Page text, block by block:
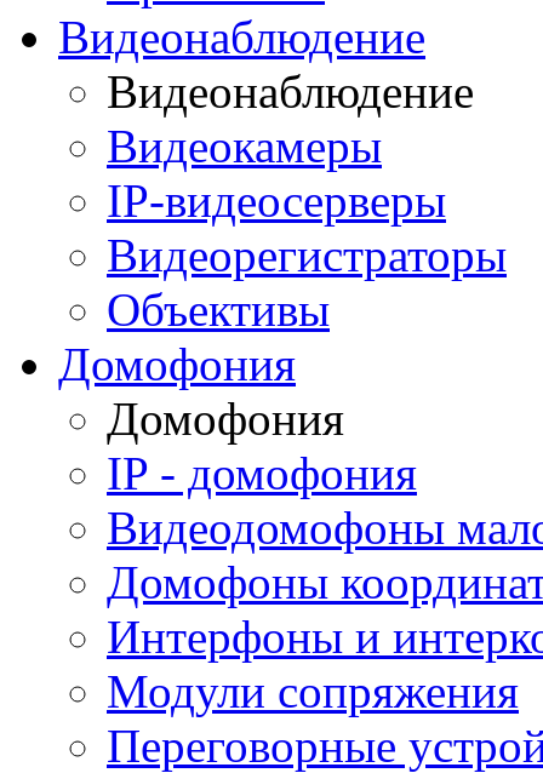
Видеонаблюдение
Видеонаблюдение
Видеокамеры
IP-видеосерверы
Видеорегистраторы
Объективы
Домофония
Домофония
IP - домофония
Видеодомофоны
Домофоны
Интерфоны и
Модули сопряжения
Переговорные